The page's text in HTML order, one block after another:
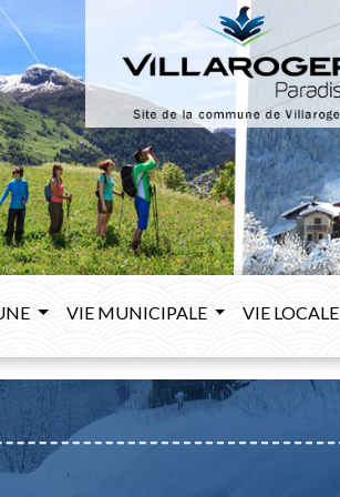
VIE MUNICIPALE VIE LOCALE